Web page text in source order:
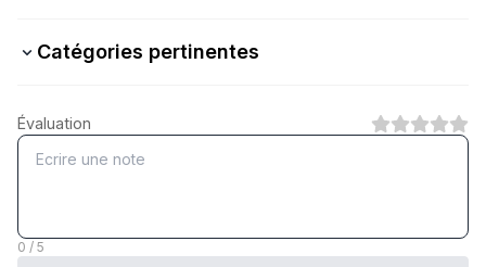
Catégories pertinentes
Mit Schaft
1 Catégorie
Évaluation
0 / 5